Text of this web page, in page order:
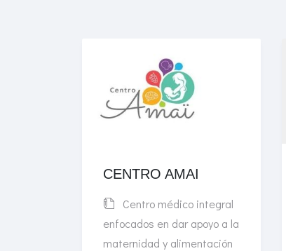
CENTRO AMAI
Centro médico integral
enfocados en dar apoyo a la
maternidad y alimentación